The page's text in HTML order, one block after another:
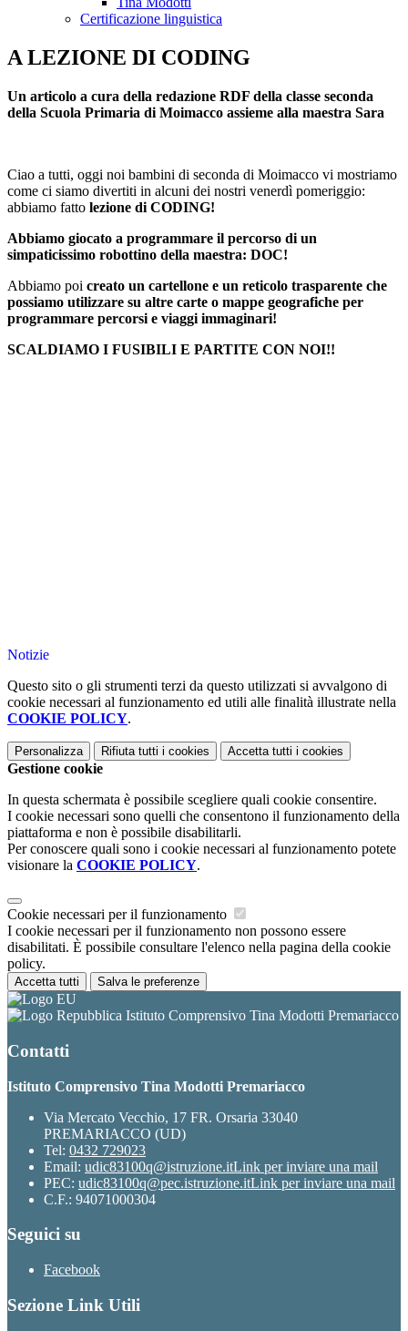
Certificazione linguistica
A LEZIONE DI CODING
Un articolo a cura della redazione RDF della classe seconda
della Scuola Primaria di Moimacco assieme alla maestra Sara
Ciao a tutti, oggi noi bambini di seconda di Moimacco vi mostriamo
come ci siamo divertiti in alcuni dei nostri venerdì pomeriggio:
abbiamo fatto lezione di CODING!
Abbiamo giocato a programmare il percorso di un
simpaticissimo robottino della maestra: DOC!
Abbiamo poi creato un cartellone e un reticolo trasparente che
possiamo utilizzare su altre carte o mappe geografiche per
programmare percorsi e viaggi immaginari!
SCALDIAMO I FUSIBILI E PARTITE CON NOI!!
Notizie
Questo sito o gli strumenti terzi da questo utilizzati si avvalgono di
cookie necessari al funzionamento ed utili alle finalità illustrate nella
COOKIE POLICY.
Personalizza Rifiuta tutti i cookies Accetta tutti i cookies
Gestione cookie
In questa schermata è possibile scegliere quali cookie consentire.
I cookie necessari sono quelli che consentono il funzionamento della
piattaforma e non è possibile disabilitarli.
Per conoscere quali sono i cookie necessari al funzionamento potete
visionare la COOKIE POLICY.
Cookie necessari per il funzionamento
I cookie necessari per il funzionamento non possono essere
disabilitati. È possibile consultare l'elenco nella pagina della cookie
policy.
Accetta tutti Salva le preferenze
Istituto Comprensivo Tina Modotti Premariacco
Contatti
Istituto Comprensivo Tina Modotti Premariacco
Via Mercato Vecchio, 17 FR. Orsaria 33040
PREMARIACCO (UD)
Tel: 0432 729023
Email: udic83100q@istruzione.itLink per inviare una mail
PEC: udic83100q@pec.istruzione.itLink per inviare una mail
C.F.: 94071000304
Seguici su
Facebook
Sezione Link Utili